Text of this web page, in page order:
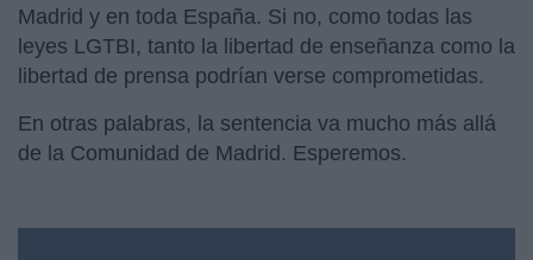
Madrid y en toda España. Si no, como todas las
leyes LGTBI, tanto la libertad de enseñanza como la
libertad de prensa podrían verse comprometidas.
En otras palabras, la sentencia va mucho más allá
de la Comunidad de Madrid. Esperemos.